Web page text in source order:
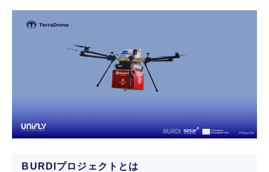
BURDIプロジェクトとは